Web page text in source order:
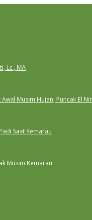
Lc., MA
Musim Hujan, Puncak El
Saat Kemarau
Musim Kemarau